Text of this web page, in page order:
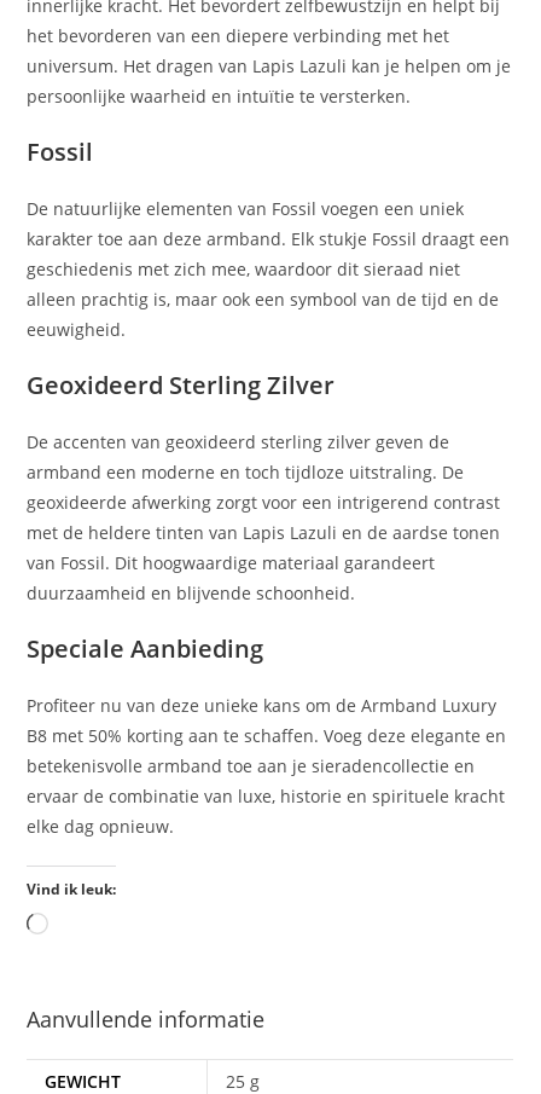
innerlijke kracht. Het bevordert zelfbewustzijn en helpt bij
het bevorderen van een diepere verbinding met het
universum. Het dragen van Lapis Lazuli kan je helpen om je
persoonlijke waarheid en intuïtie te versterken.
Fossil
De natuurlijke elementen van Fossil voegen een uniek
karakter toe aan deze armband. Elk stukje Fossil draagt een
geschiedenis met zich mee, waardoor dit sieraad niet
alleen prachtig is, maar ook een symbool van de tijd en de
eeuwigheid.
Geoxideerd Sterling Zilver
De accenten van geoxideerd sterling zilver geven de
armband een moderne en toch tijdloze uitstraling. De
geoxideerde afwerking zorgt voor een intrigerend contrast
met de heldere tinten van Lapis Lazuli en de aardse tonen
van Fossil. Dit hoogwaardige materiaal garandeert
duurzaamheid en blijvende schoonheid.
Speciale Aanbieding
Profiteer nu van deze unieke kans om de Armband Luxury
B8 met 50% korting aan te schaffen. Voeg deze elegante en
betekenisvolle armband toe aan je sieradencollectie en
ervaar de combinatie van luxe, historie en spirituele kracht
elke dag opnieuw.
Vind ik leuk:
Aanvullende informatie
GEWICHT
25 g